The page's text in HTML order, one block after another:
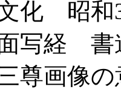
化 昭和
写経
三尊画